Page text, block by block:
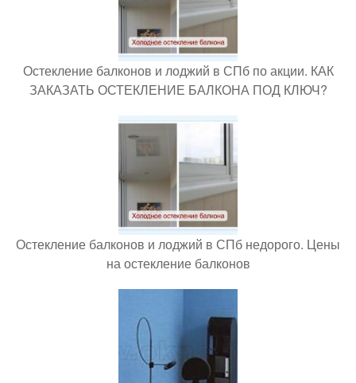
Остекление балконов и лоджий в СПб по акции. КАК
ЗАКАЗАТЬ ОСТЕКЛЕНИЕ БАЛКОНА ПОД КЛЮЧ?
Остекление балконов и лоджий в СПб недорого. Цены
на остекление балконов